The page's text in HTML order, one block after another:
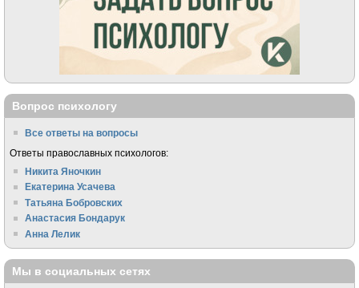
Вопрос психологу
Все ответы на вопросы
Ответы православных психологов:
Никита Яночкин
Екатерина Усачева
Татьяна Бобровских
Анастасия Бондарук
Анна Лелик
Мы в социальных сетях